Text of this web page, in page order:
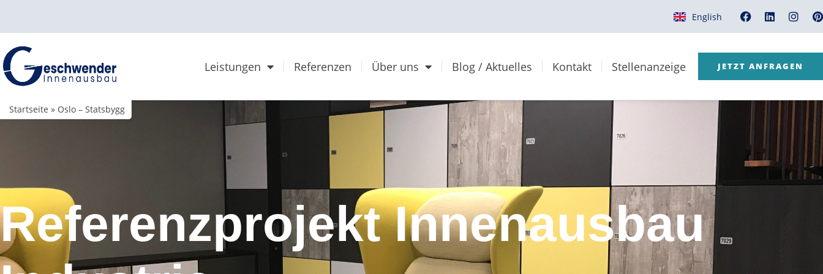
English
Leistungen Referenzen Über uns Blog / Aktuelles Kontakt Stellenanzeige JETZT ANFRAGEN
Startseite » Oslo – Statsbygg
Referenzprojekt Innenausbau